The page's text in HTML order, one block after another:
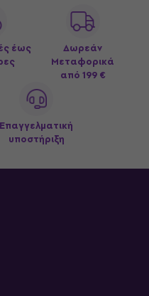
έως
Δωρεάν
Μεταφορικά
από 199 €
Επαγγελματική
υποστήριξη